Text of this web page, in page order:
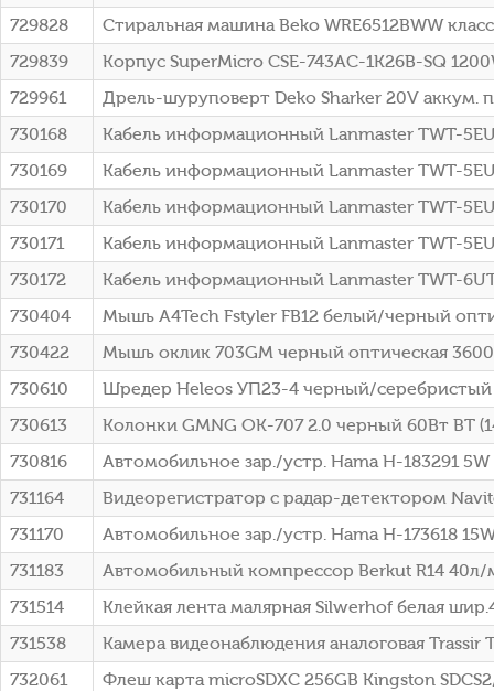
729828
Стиральная машина Beko WRE6512BWW
729839
Корпус SuperMicro CSE-743AC-1K26B-SQ
729961
Дрель-шуруповерт Deko Sharker 20V аккум.
730168
Кабель информационный Lanmaster TWT-
730169
Кабель информационный Lanmaster TWT-
730170
Кабель информационный Lanmaster TWT-
730171
Кабель информационный Lanmaster TWT-
730172
Кабель информационный Lanmaster TWT-
730404
Мышь A4Tech Fstyler FB12 белый/черный
730422
Мышь оклик 703GM черный оптическая
730610
Шредер Heleos УП23-4 черный/серебристый
730613
Колонки GMNG OK-707 2.0 черный 60Вт BT
730816
Автомобильное зар./устр. Hama H-183291
731164
Видеорегистратор с радар-детектором
731170
Автомобильное зар./устр. Hama H-173618
731183
Автомобильный компрессор Berkut R14
731514
Клейкая лента малярная Silwerhof белая
731538
Камера видеонаблюдения аналоговая Trassir
732061
Флеш карта microSDXC 256GB Kingston